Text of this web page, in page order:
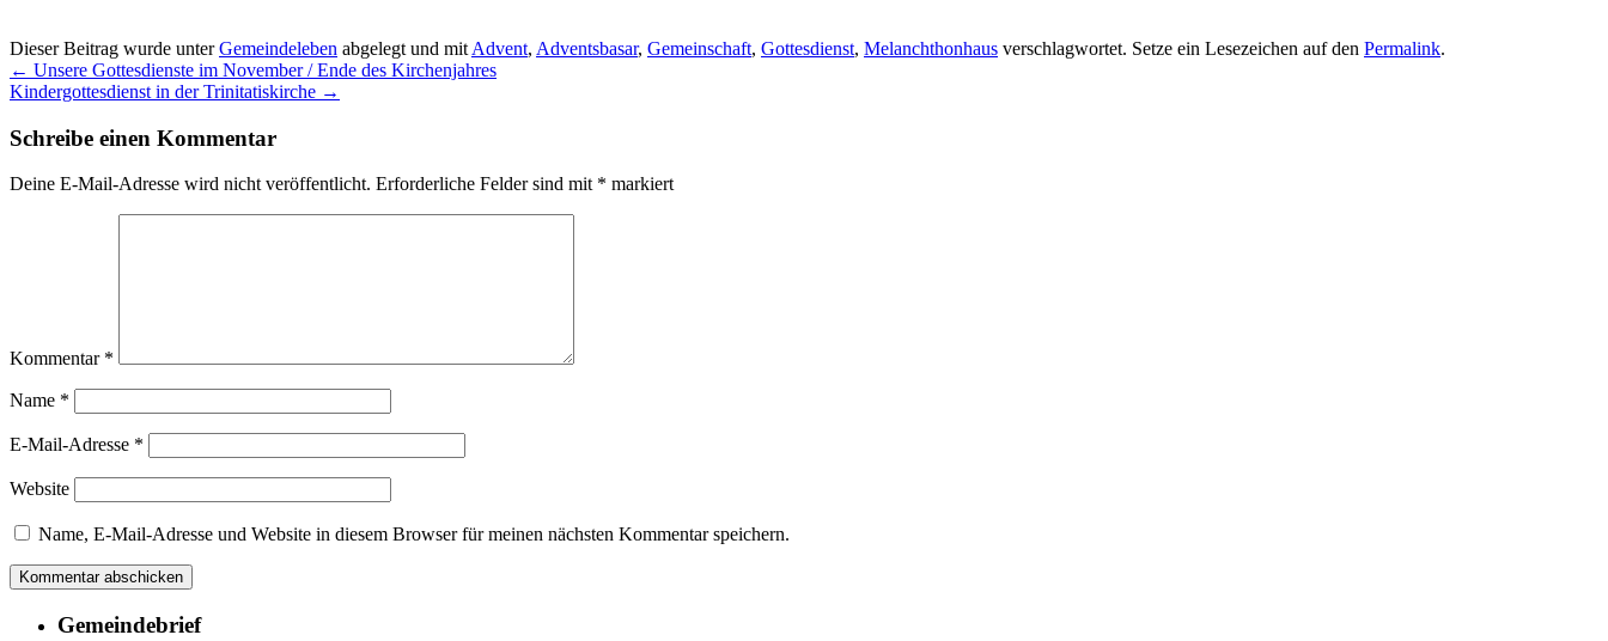
Dieser Beitrag wurde unterGemeindeleben abgelegt und mit Advent, Adventsbasar, Gemeinschaft, Gottesdienst, Melanchthonhaus verschlagwortet. Setze ein Lesezeichen auf den Permalink.
← Unsere Gottesdienste im November / Ende des Kirchenjahres
Kindergottesdienst in der Trinitatiskirche →
Schreibe einen Kommentar
Deine E-Mail-Adresse wird nicht veröffentlicht. Erforderliche Felder sind mit * markiert
Kommentar *
Name *
E-Mail-Adresse *
Website
Name, E-Mail-Adresse und Website in diesem Browser für meinen nächsten Kommentar speichern.
Gemeindebrief